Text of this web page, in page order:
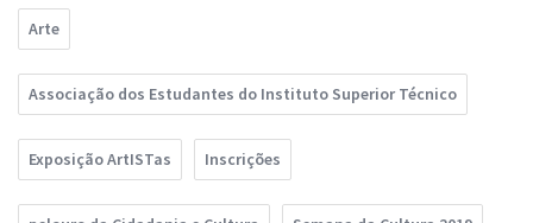
Arte
Associação dos Estudantes do Instituto Superior Técnico
Exposição ArtISTas Inscrições